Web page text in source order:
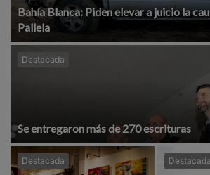
Bahía Blanca: Piden elevar a juicio la
Pallela
Destacada
Se entregaron más de 270 escrituras
Destacada Destacada